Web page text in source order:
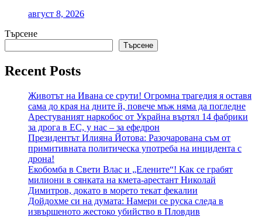
август 8, 2026
Търсене
Търсене
Recent Posts
Животът на Ивана се срути! Огромна трагедия я оставя
сама до края на дните й, повече мъж няма да погледне
Арестуваният наркобос от Украйна въртял 14 фабрики
за дрога в ЕС, у нас – за ефедрон
Президентът Илияна Йотова: Разочарована съм от
примитивната политическа употреба на инцидента с
дрона!
Екобомба в Свети Влас и „Елените“! Как се грабят
милиони в сянката на кмета-арестант Николай
Димитров, докато в морето текат фекалии
Дойдохме си на думата: Намери се руска следа в
извършеното жестоко убийство в Пловдив